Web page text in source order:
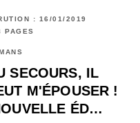
: 16/01/2019
PAGES
SECOURS, IL
M'ÉPOUSER !
ÉD…